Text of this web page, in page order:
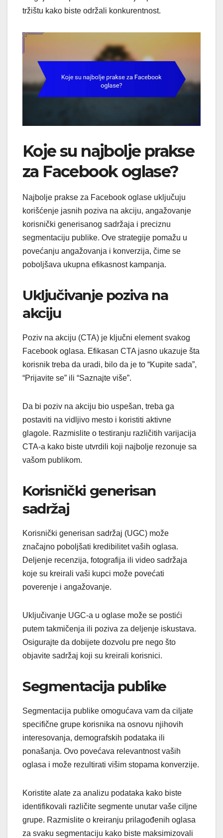
tržištu kako biste održali konkurentnost.
Koje su najbolje prakse
za Facebook oglase?
Najbolje prakse za Facebook oglase uključuju
korišćenje jasnih poziva na akciju, angažovanje
korisnički generisanog sadržaja i preciznu
segmentaciju publike. Ove strategije pomažu u
povećanju angažovanja i konverzija, čime se
poboljšava ukupna efikasnost kampanja.
Uključivanje poziva na
akciju
Poziv na akciju (CTA) je ključni element svakog
Facebook oglasa. Efikasan CTA jasno ukazuje šta
korisnik treba da uradi, bilo da je to “Kupite sada”,
“Prijavite se” ili “Saznajte više”.
Da bi poziv na akciju bio uspešan, treba ga
postaviti na vidljivo mesto i koristiti aktivne
glagole. Razmislite o testiranju različitih varijacija
CTA-a kako biste utvrdili koji najbolje rezonuje sa
vašom publikom.
Korisnički generisan
sadržaj
Korisnički generisan sadržaj (UGC) može
značajno poboljšati kredibilitet vaših oglasa.
Deljenje recenzija, fotografija ili video sadržaja
koje su kreirali vaši kupci može povećati
poverenje i angažovanje.
Uključivanje UGC-a u oglase može se postići
putem takmičenja ili poziva za deljenje iskustava.
Osigurajte da dobijete dozvolu pre nego što
objavite sadržaj koji su kreirali korisnici.
Segmentacija publike
Segmentacija publike omogućava vam da ciljate
specifične grupe korisnika na osnovu njihovih
interesovanja, demografskih podataka ili
ponašanja. Ovo povećava relevantnost vaših
oglasa i može rezultirati višim stopama konverzije.
Koristite alate za analizu podataka kako biste
identifikovali različite segmente unutar vaše ciljne
grupe. Razmislite o kreiranju prilagođenih oglasa
za svaku segmentaciju kako biste maksimizovali